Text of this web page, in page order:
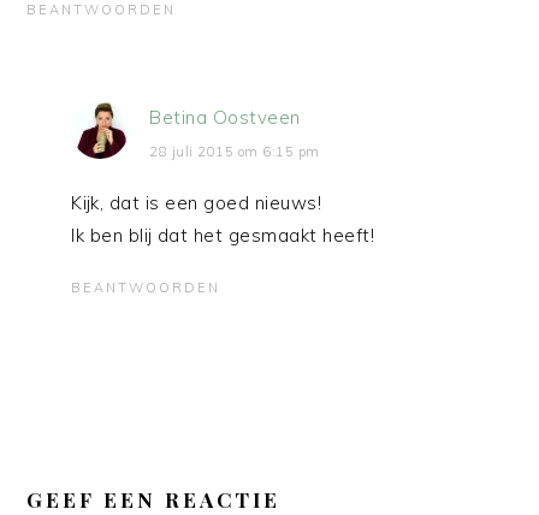
BEANTWOORDEN
Betina Oostveen
28 juli 2015 om 6:15 pm
Kijk, dat is een goed nieuws!
Ik ben blij dat het gesmaakt heeft!
BEANTWOORDEN
GEEF EEN REACTIE